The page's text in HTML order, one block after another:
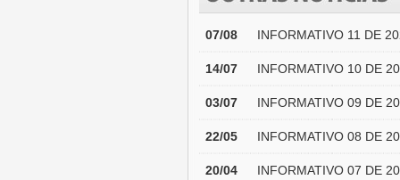
07/08 INFORMATIVO 11 DE
14/07 INFORMATIVO 10 DE
03/07 INFORMATIVO 09 DE
22/05 INFORMATIVO 08 DE
20/04 INFORMATIVO 07 DE